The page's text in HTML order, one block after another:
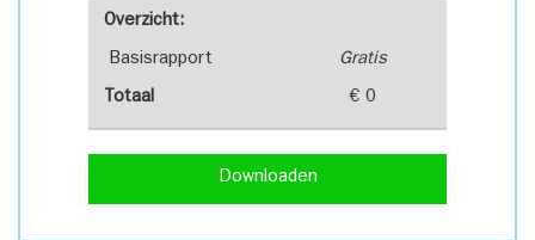
Overzicht:
Basisrapport Gratis
Totaal € 0
Downloaden